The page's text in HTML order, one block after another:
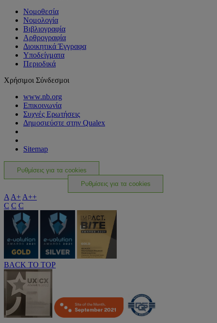
Νομοθεσία
Νομολογία
Βιβλιογραφία
Αρθρογραφία
Διοικητικά Έγγραφα
Υποδείγματα
Περιοδικά
Χρήσιμοι Σύνδεσμοι
www.nb.org
Επικοινωνία
Συχνές Ερωτήσεις
Δημοσιεύστε στην Qualex
Sitemap
Ρυθμίσεις για τα cookies
Ρυθμίσεις για τα cookies
A A+ A++
C C C
BACK TO TOP